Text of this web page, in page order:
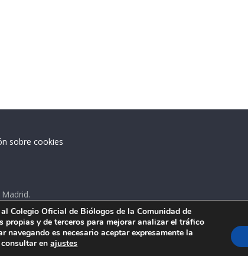
sobre cookies
Colegio Oficial de Biólogos de la Comunidad de
propias y de terceros para mejorar analizar el tráfico
navegando es necesario aceptar expresamente la
consultar enajustes